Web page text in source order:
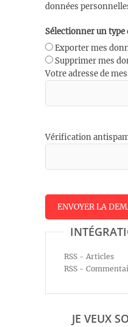
données
Sélectionner un type
Exporter mes
Supprimer mes
Votre adresse de
Vérification
RSS - Articles
RSS -
JE VEUX